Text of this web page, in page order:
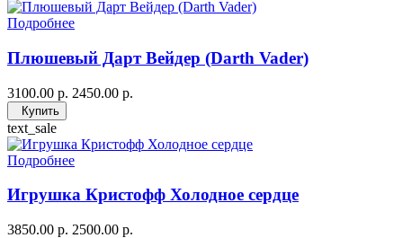
Подробнее
Плюшевый Дарт Вейдер (Darth Vader)
3100.00 р. 2450.00 р.
Купить
text_sale
Подробнее
Игрушка Кристофф Холодное сердце
3850.00 р. 2500.00 р.